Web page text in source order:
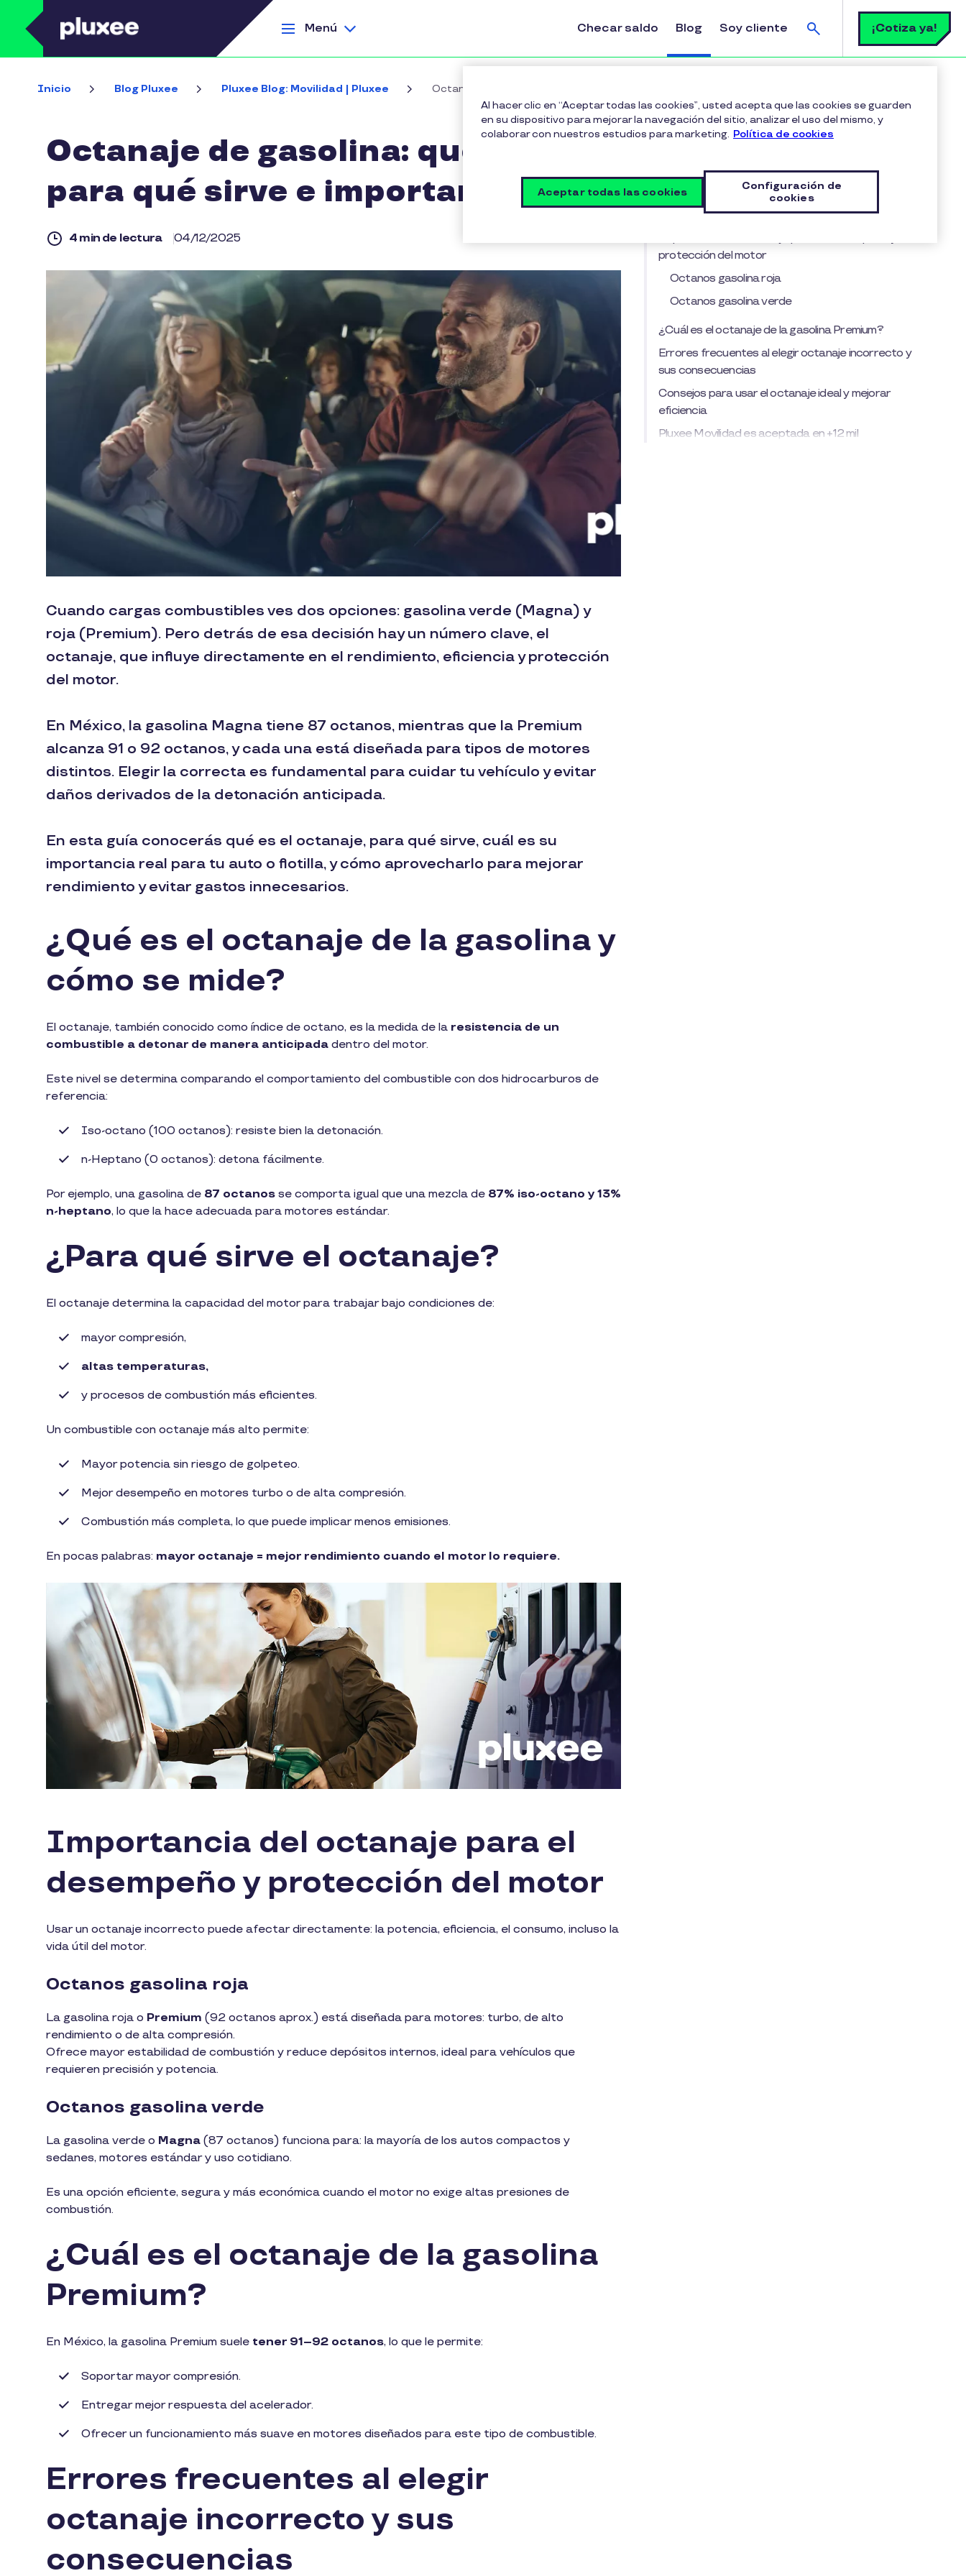
Pasar al contenido principal
Menú
Checar saldo Blog Soy cliente
Buscar
¡Cotiza ya!
Inicio Blog Pluxee Pluxee Blog: Movilidad | Pluxee Octanaje de gasolina: qué es, para qué sirve e importancia
Octanaje de gasolina: qué es,
para qué sirve e importancia
4 min de lectura 04/12/2025
Cuando cargas combustibles ves dos opciones: gasolina verde (Magna) y
roja (Premium). Pero detrás de esa decisión hay un número clave, el
octanaje, que influye directamente en el rendimiento, eficiencia y protección
del motor.
En México, la gasolina Magna tiene 87 octanos, mientras que la Premium
alcanza 91 o 92 octanos, y cada una está diseñada para tipos de motores
distintos. Elegir la correcta es fundamental para cuidar tu vehículo y evitar
daños derivados de la detonación anticipada.
En esta guía conocerás qué es el octanaje, para qué sirve, cuál es su
importancia real para tu auto o flotilla, y cómo aprovecharlo para mejorar
rendimiento y evitar gastos innecesarios.
¿Qué es el octanaje de la gasolina y
cómo se mide?
El octanaje, también conocido como índice de octano, es la medida de la resistencia de un
combustible a detonar de manera anticipada dentro del motor.
Este nivel se determina comparando el comportamiento del combustible con dos hidrocarburos de
referencia:
Iso-octano (100 octanos): resiste bien la detonación.
n-Heptano (0 octanos): detona fácilmente.
Por ejemplo, una gasolina de 87 octanos se comporta igual que una mezcla de 87% iso-octano y 13%
n-heptano, lo que la hace adecuada para motores estándar.
¿Para qué sirve el octanaje?
El octanaje determina la capacidad del motor para trabajar bajo condiciones de:
mayor compresión,
altas temperaturas,
y procesos de combustión más eficientes.
Un combustible con octanaje más alto permite:
Mayor potencia sin riesgo de golpeteo.
Mejor desempeño en motores turbo o de alta compresión.
Combustión más completa, lo que puede implicar menos emisiones.
En pocas palabras: mayor octanaje = mejor rendimiento cuando el motor lo requiere.
Importancia del octanaje para el
desempeño y protección del motor
Usar un octanaje incorrecto puede afectar directamente: la potencia, eficiencia, el consumo, incluso la
vida útil del motor.
Octanos gasolina roja
La gasolina roja o Premium (92 octanos aprox.) está diseñada para motores: turbo, de alto
rendimiento o de alta compresión.
Ofrece mayor estabilidad de combustión y reduce depósitos internos, ideal para vehículos que
requieren precisión y potencia.
Octanos gasolina verde
La gasolina verde o Magna (87 octanos) funciona para: la mayoría de los autos compactos y
sedanes, motores estándar y uso cotidiano.
Es una opción eficiente, segura y más económica cuando el motor no exige altas presiones de
combustión.
¿Cuál es el octanaje de la gasolina
Premium?
En México, la gasolina Premium suele tener 91–92 octanos, lo que le permite:
Soportar mayor compresión.
Entregar mejor respuesta del acelerador.
Ofrecer un funcionamiento más suave en motores diseñados para este tipo de combustible.
Errores frecuentes al elegir
octanaje incorrecto y sus
consecuencias
Tabla de contenido
¿Qué es el octanaje de la gasolina y cómo se
mide?
¿Para qué sirve el octanaje?
protección del motor
Octanos gasolina roja
Octanos gasolina verde
¿Cuál es el octanaje de la gasolina Premium?
Errores frecuentes al elegir octanaje incorrecto y
sus consecuencias
Consejos para usar el octanaje ideal y mejorar
eficiencia
Pluxee Movilidad es aceptada en +12 mil
Al hacer clic en “Aceptar todas las cookies”, usted acepta que las cookies se guarden
en su dispositivo para mejorar la navegación del sitio, analizar el uso del mismo, y
colaborar con nuestros estudios para marketing. Política de cookies
Configuración de
cookies
Aceptar todas las cookies